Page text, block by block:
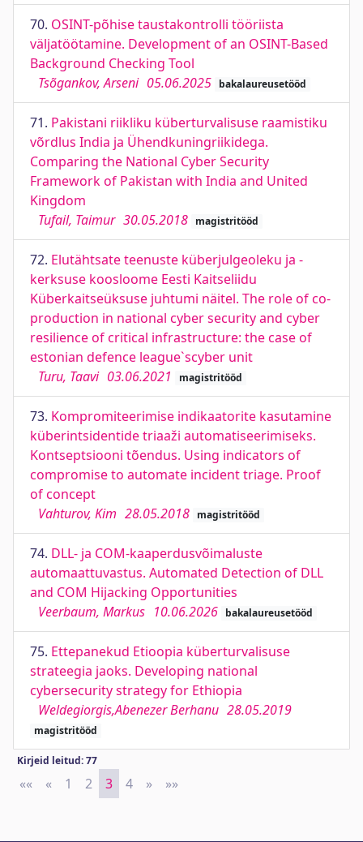
70. OSINT-põhise taustakontrolli tööriista
väljatöötamine. Development of an OSINT-Based
Background Checking Tool
Tsõgankov, Arseni 05.06.2025 bakalaureusetööd
71. Pakistani riikliku küberturvalisuse raamistiku
võrdlus India ja Ühendkuningriikidega.
Comparing the National Cyber Security
Framework of Pakistan with India and United
Kingdom
Tufail, Taimur 30.05.2018 magistritööd
72. Elutähtsate teenuste küberjulgeoleku ja -
kerksuse koosloome Eesti Kaitseliidu
Küberkaitseüksuse juhtumi näitel. The role of co-
production in national cyber security and cyber
resilience of critical infrastructure: the case of
estonian defence league`scyber unit
Turu, Taavi 03.06.2021 magistritööd
73. Kompromiteerimise indikaatorite kasutamine
küberintsidentide triaaži automatiseerimiseks.
Kontseptsiooni tõendus. Using indicators of
compromise to automate incident triage. Proof
of concept
Vahturov, Kim 28.05.2018 magistritööd
74. DLL- ja COM-kaaperdusvõimaluste
automaattuvastus. Automated Detection of DLL
and COM Hijacking Opportunities
Veerbaum, Markus 10.06.2026 bakalaureusetööd
75. Ettepanekud Etioopia küberturvalisuse
strateegia jaoks. Developing national
cybersecurity strategy for Ethiopia
Weldegiorgis,Abenezer Berhanu 28.05.2019
magistritööd
Kirjeid leitud: 77
«« First
« Previous
1 2 3 4 » Next
»»